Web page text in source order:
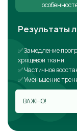
Результаты
✅ Замедление
хрящевой ткани.
✅ Частичное
✅ Уменьшение
ВАЖНО!